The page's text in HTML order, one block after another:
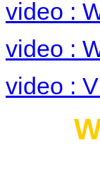
video :
video :
video :